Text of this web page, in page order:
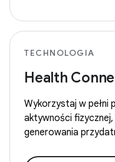
TECHNOLOGIA
Health
Wykorzystaj w pełni
aktywności
generowania